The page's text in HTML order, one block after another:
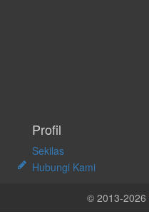
Profil
Sekilas
Hubungi Kami
© 2013-2026